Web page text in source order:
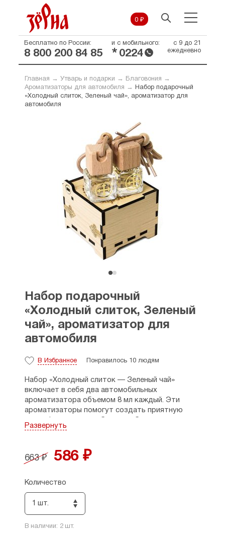
0 ₽
Бесплатно по России:
8 800 200 84 85
и с мобильного:
* 0224
с 9 до 21
ежедневно
Главная → Утварь и подарки → Благовония →
Ароматизаторы для автомобиля →
Набор подарочный
«Холодный слиток, Зеленый чай», ароматизатор для
автомобиля
Набор подарочный
«Холодный слиток, Зеленый
чай», ароматизатор для
автомобиля
В Избранное Понравилось 10 людям
Набор «Холодный слиток — Зеленый чай»
включает в себя два автомобильных
ароматизатора объемом 8 мл каждый. Эти
ароматизаторы помогут создать приятную
изысканности и уюта. Они также могут быть
автомобильных аксессуаров.
Объем ароматизатора: 8 мл
В комплекте 2 шт.
Развернуть
663 ₽ 586 ₽
Количество
1 шт.
В наличии: 2шт.